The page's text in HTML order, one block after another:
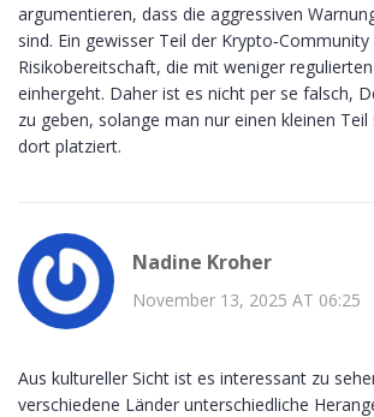
argumentieren, dass die aggressiven
sind. Ein gewisser Teil der
Risikobereitschaft, die mit weniger
einhergeht. Daher ist es nicht per se falsch,
zu geben, solange man nur einen kleinen
dort platziert.
Nadine Kroher
November 13, 2025 AT 06:25
Aus kultureller Sicht ist es interessant zu
verschiedene Länder unterschiedliche